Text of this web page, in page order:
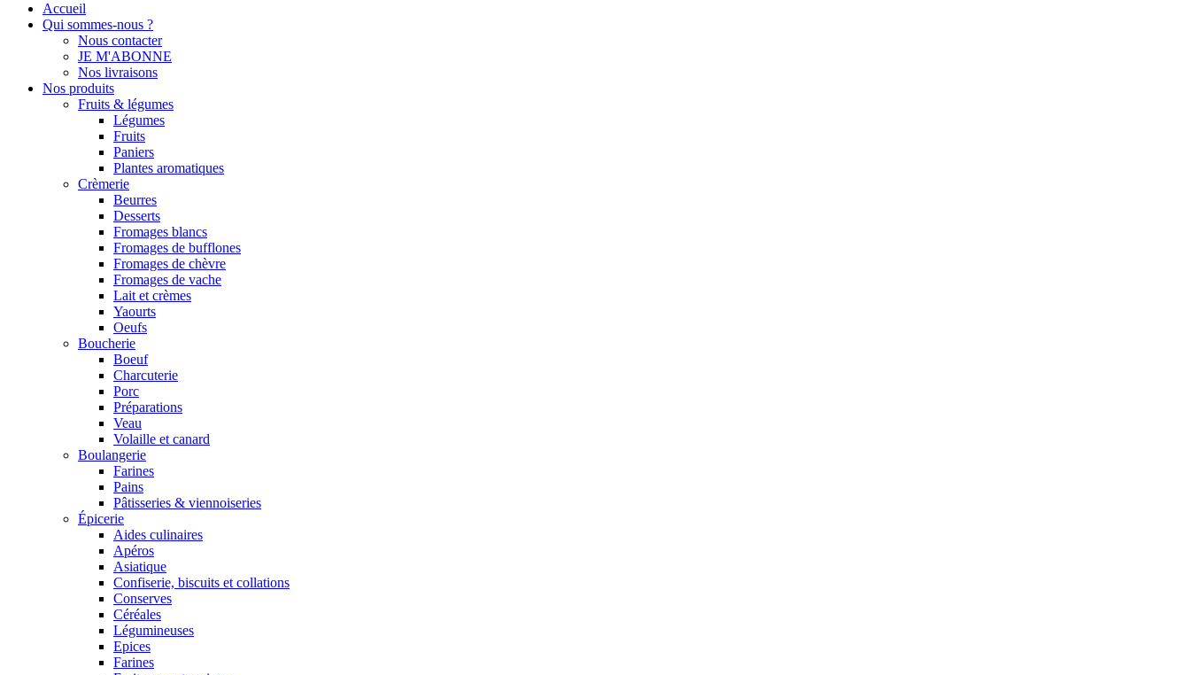
Accueil
Qui sommes-nous ?
Nous contacter
JE M'ABONNE
Nos livraisons
Nos produits
Fruits & légumes
Légumes
Fruits
Paniers
Plantes aromatiques
Crèmerie
Beurres
Desserts
Fromages blancs
Fromages de bufflones
Fromages de chèvre
Fromages de vache
Lait et crèmes
Yaourts
Oeufs
Boucherie
Boeuf
Charcuterie
Porc
Préparations
Veau
Volaille et canard
Boulangerie
Farines
Pains
Pâtisseries & viennoiseries
Épicerie
Aides culinaires
Apéros
Asiatique
Confiserie, biscuits et collations
Conserves
Céréales
Légumineuses
Epices
Farines